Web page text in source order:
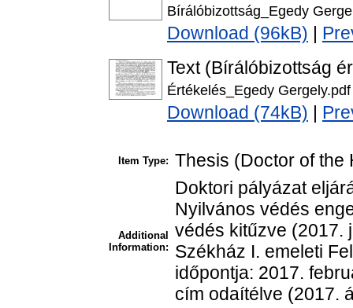
Bírálóbizottság_Egedy
Download (96kB)
Text (Bírálóbizottság
Értékelés_Egedy Gergely.pdf
Download (74kB)
Item Type: Thesis (Doctor of the
Additional
Information:
Doktori pályázat
Nyilvános védés
védés kitűzve (2017.
Székház I. emeleti
időpontja: 2017.
cím odaítélve (2017.